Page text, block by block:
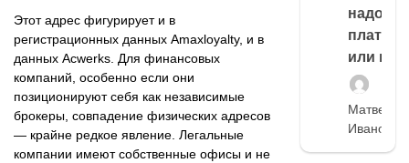
Этот адрес фигурирует и в
регистрационных данных Amaxloyalty, и в
данных Acwerks. Для финансовых
компаний, особенно если они
позиционируют себя как независимые
брокеры, совпадение физических адресов
— крайне редкое явление. Легальные
компании имеют собственные офисы и не
надо
платить
или
Матвей
Иванов